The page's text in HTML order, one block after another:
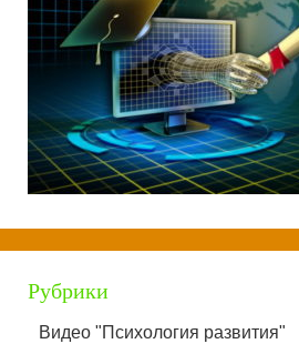
Рубрики
Видео "Психология развития"